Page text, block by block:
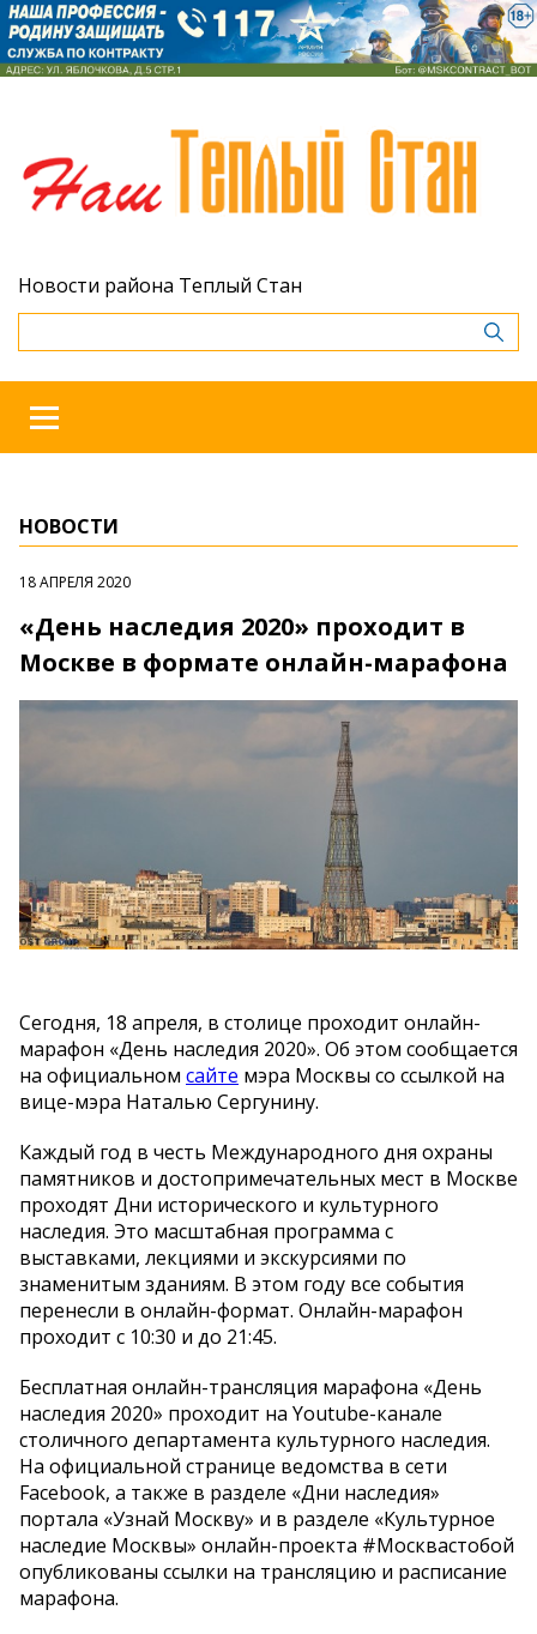
Новости района Теплый Стан
НОВОСТИ
18 АПРЕЛЯ 2020
«День наследия 2020» проходит в
Москве в формате онлайн-марафона
Сегодня, 18 апреля, в столице проходит онлайн-
марафон «День наследия 2020». Об этом сообщается
на официальном сайте мэра Москвы со ссылкой на
вице-мэра Наталью Сергунину.
Каждый год в честь Международного дня охраны
памятников и достопримечательных мест в Москве
проходят Дни исторического и культурного
наследия. Это масштабная программа с
выставками, лекциями и экскурсиями по
знаменитым зданиям. В этом году все события
перенесли в онлайн-формат. Онлайн-марафон
проходит с 10:30 и до 21:45.
Бесплатная онлайн-трансляция марафона «День
наследия 2020» проходит на Youtube-канале
столичного департамента культурного наследия.
На официальной странице ведомства в сети
Facebook, а также в разделе «Дни наследия»
портала «Узнай Москву» и в разделе «Культурное
наследие Москвы» онлайн-проекта #Москвастобой
опубликованы ссылки на трансляцию и расписание
марафона.